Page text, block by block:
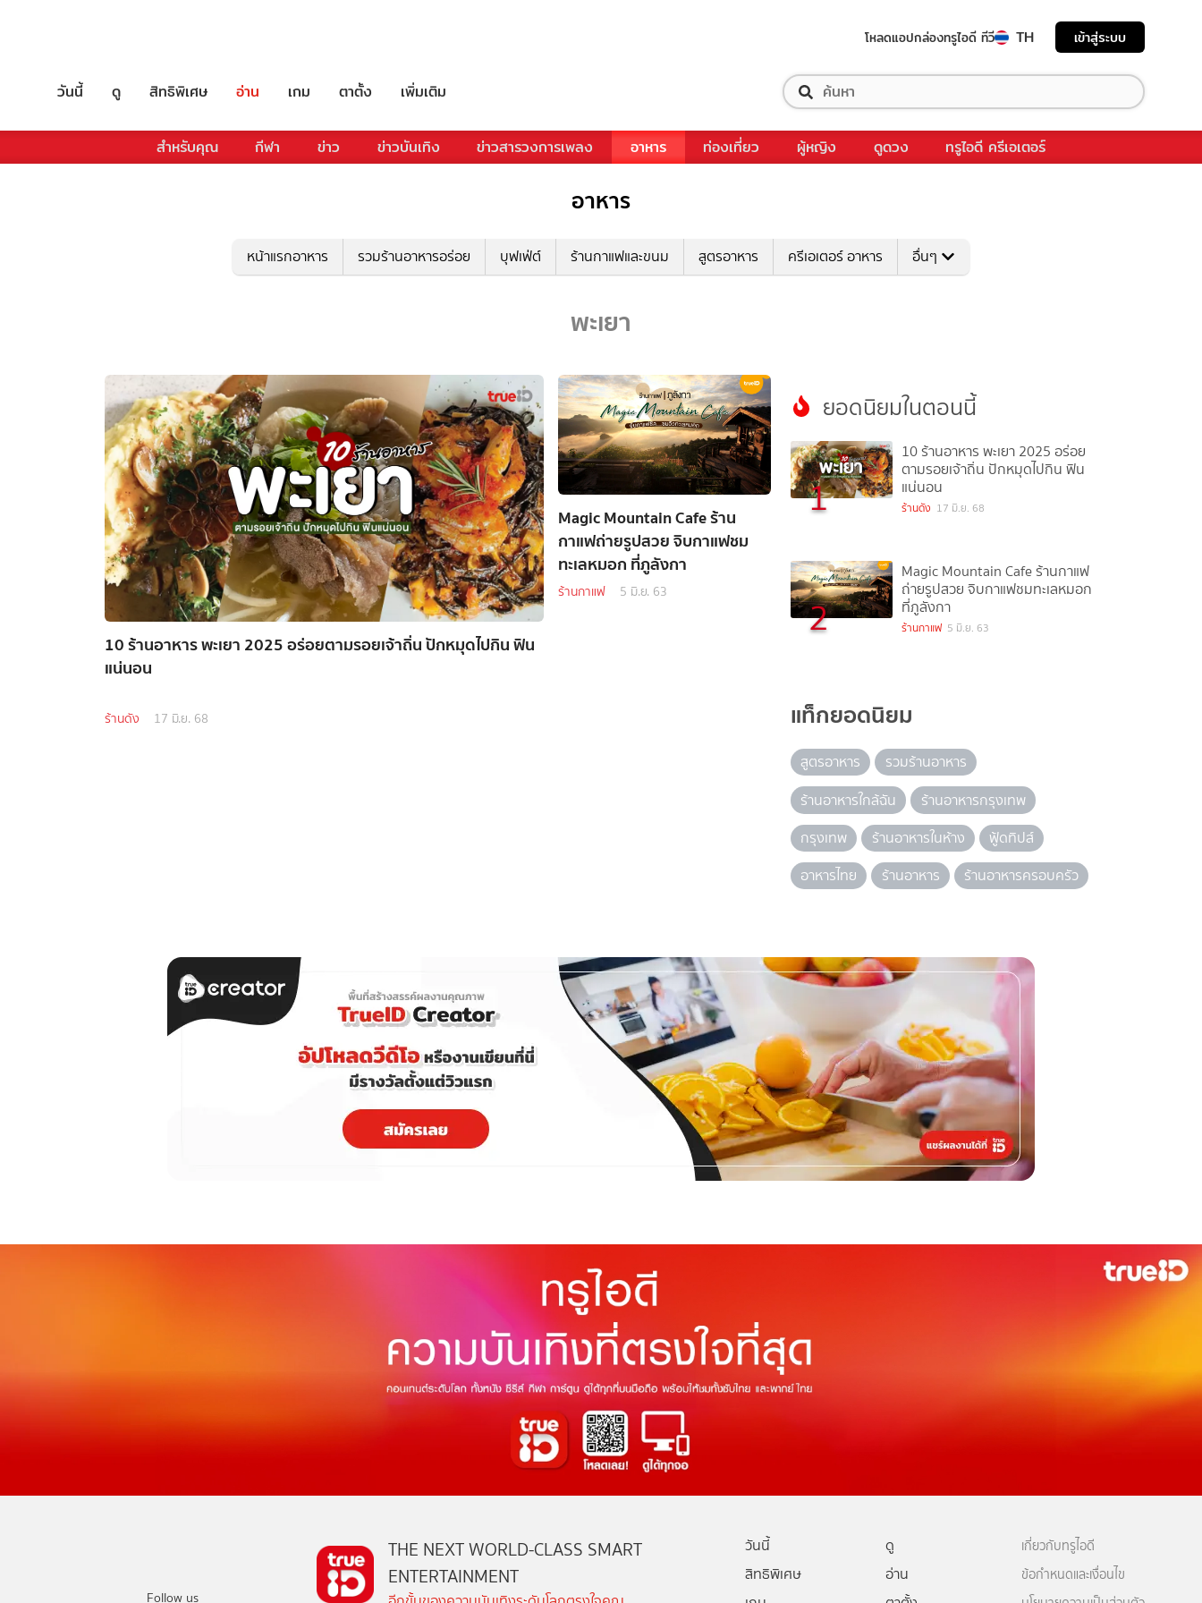
โหลดแอปกล่องทรูไอดี ทีวี TH เข้าสู่ระบบ
วันนี้ ดู สิทธิพิเศษ อ่าน เกม ตาตั้ง เพิ่มเติม
สำหรับคุณ กีฬา ข่าว ข่าวบันเทิง ข่าวสารวงการเพลง อาหาร ท่องเที่ยว ผู้หญิง ดูดวง ทรูไอดี ครีเอเตอร์
อาหาร
หน้าแรกอาหาร รวมร้านอาหารอร่อย บุฟเฟ่ต์ ร้านกาแฟและขนม สูตรอาหาร ครีเอเตอร์ อาหาร อื่นๆ
พะเยา
10 ร้านอาหาร พะเยา 2025 อร่อยตามรอยเจ้าถิ่น ปักหมุดไปกิน ฟิน
แน่นอน
ร้านดัง 17 มิ.ย. 68
Magic Mountain Cafe ร้าน
กาแฟถ่ายรูปสวย จิบกาแฟชม
ทะเลหมอก ที่ภูลังกา
ร้านกาแฟ 5 มิ.ย. 63
ยอดนิยมในตอนนี้
1
10 ร้านอาหาร พะเยา 2025 อร่อย
ตามรอยเจ้าถิ่น ปักหมุดไปกิน ฟิน
แน่นอน
ร้านดัง 17 มิ.ย. 68
2
Magic Mountain Cafe ร้านกาแฟ
ถ่ายรูปสวย จิบกาแฟชมทะเลหมอก
ที่ภูลังกา
ร้านกาแฟ 5 มิ.ย. 63
แท็กยอดนิยม
สูตรอาหาร
รวมร้านอาหาร
ร้านอาหารใกล้ฉัน
ร้านอาหารกรุงเทพ
กรุงเทพ
ร้านอาหารในห้าง
ฟู้ดทิปส์
อาหารไทย
ร้านอาหาร ร้านอาหารครอบครัว
Follow us
THE NEXT WORLD-CLASS SMART
ENTERTAINMENT
วันนี้
ดู
สิทธิพิเศษ
อ่าน
เกี่ยวกับทรูไอดี
ข้อกำหนดและเงื่อนไข